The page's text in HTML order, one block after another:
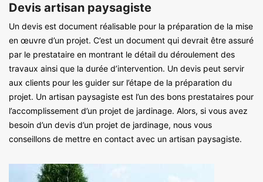
Devis artisan paysagiste
Un devis est document réalisable pour la préparation de la mise
en œuvre d’un projet. C’est un document qui devrait être assuré
par le prestataire en montrant le détail du déroulement des
travaux ainsi que la durée d’intervention. Un devis peut servir
aux clients pour les guider sur l’étape de la préparation du
projet. Un artisan paysagiste est l’un des bons prestataires pour
l’accomplissement d’un projet de jardinage. Alors, si vous avez
besoin d’un devis d’un projet de jardinage, nous vous
conseillons de mettre en contact avec un artisan paysagiste.